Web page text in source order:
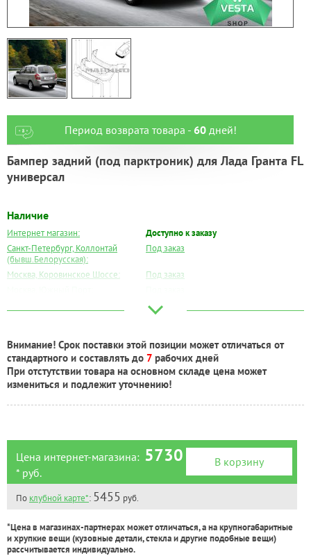
Период возврата товара - 60дней!
Бампер задний (под парктроник) для Лада Гранта FL
универсал
Наличие
Интернет магазин:
Доступно к заказу
Санкт-Петербург, Коллонтай
(бывш.Белорусская):
Под заказ
Москва, Коровинское Шоссе:
Под заказ
Под заказ
Самара:
Под заказ
Тверь:
Под заказ
Тюмень:
Под заказ
Внимание! Срок поставки этой позиции может отличаться от
стандартного и составлять до 7 рабочих дней
При отстутствии товара на основном складе цена может
измениться и подлежит уточнению!
Цена интернет-магазина: 5730
* руб.
В корзину
По клубной карте*: 5455 руб.
*Цена в магазинах-партнерах может отличаться, а на крупногабаритные
и хрупкие вещи (кузовные детали, стекла и другие подобные вещи)
рассчитывается индивидуально.